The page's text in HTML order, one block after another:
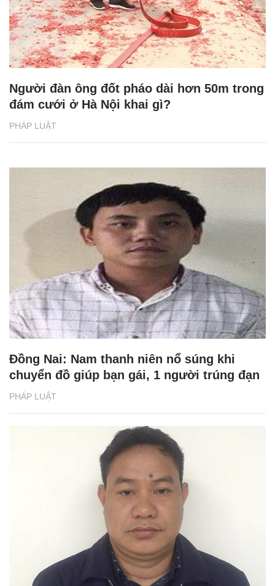
PHÁP LUẬT
Người đàn ông đốt pháo dài hơn 50m trong
đám cưới ở Hà Nội khai gì?
PHÁP LUẬT
Đồng Nai: Nam thanh niên nổ súng khi
chuyển đồ giúp bạn gái, 1 người trúng đạn